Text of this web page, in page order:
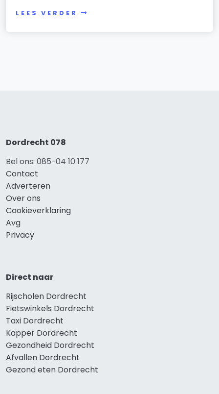
LEES VERDER
Dordrecht 078
Bel ons: 085-04 10 177
Contact
Adverteren
Over ons
Cookieverklaring
Avg
Privacy
Direct naar
Rijscholen Dordrecht
Fietswinkels Dordrecht
Taxi Dordrecht
Kapper Dordrecht
Gezondheid Dordrecht
Afvallen Dordrecht
Gezond eten Dordrecht